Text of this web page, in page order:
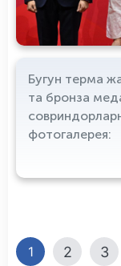
Бугун терма
та бронза
фотогалерея:
1 2 3